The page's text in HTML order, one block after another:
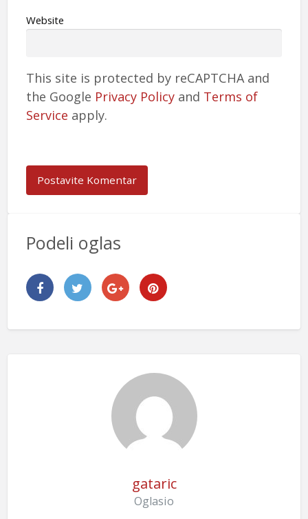
Website
This site is protected by reCAPTCHA and
the Google Privacy Policyand Terms of
Service apply.
Podeli oglas
gataric
Oglasio